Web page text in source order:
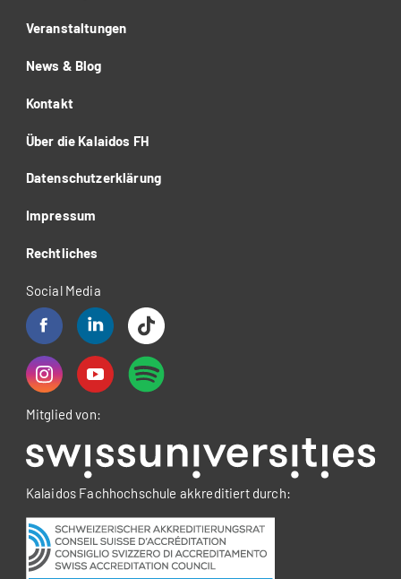
Veranstaltungen
News & Blog
Kontakt
Über die Kalaidos FH
Datenschutzerklärung
Impressum
Rechtliches
Social Media
Mitglied von:
Kalaidos Fachhochschule akkreditiert durch: